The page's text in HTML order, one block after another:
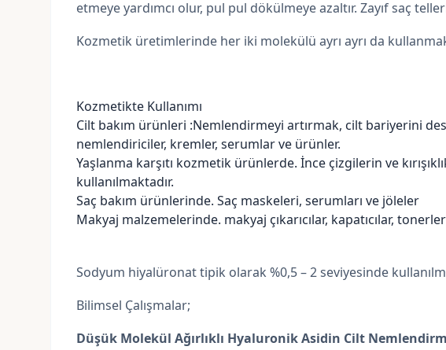
etmeye yardımcı olur, pul pul dökülmeye azaltır. Zayıf saç
Kozmetik üretimlerinde her iki molekülü ayrı ayrı da
Kozmetikte Kullanımı
Cilt bakım ürünleri :Nemlendirmeyi artırmak, cilt bariyerini
nemlendiriciler, kremler, serumlar ve ürünler.
Yaşlanma karşıtı kozmetik ürünlerde. İnce çizgilerin ve
kullanılmaktadır.
Saç bakım ürünlerinde. Saç maskeleri, serumları ve jöleler
Makyaj malzemelerinde. makyaj çıkarıcılar, kapatıcılar,
Sodyum hiyalüronat tipik olarak %0,5 – 2 seviyesinde
Bilimsel Çalışmalar;
Düşük Molekül Ağırlıklı Hyaluronik Asidin Cilt